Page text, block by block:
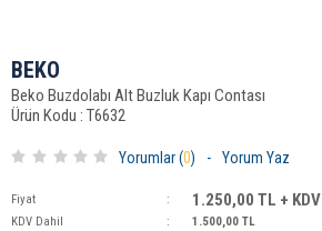
BEKO
Beko Buzdolabı Alt Buzluk Kapı Contası
Ürün Kodu : T6632
Yorumlar (0) - Yorum Yaz
Fiyat : 1.250,00 TL + KDV
KDV Dahil : 1.500,00 TL